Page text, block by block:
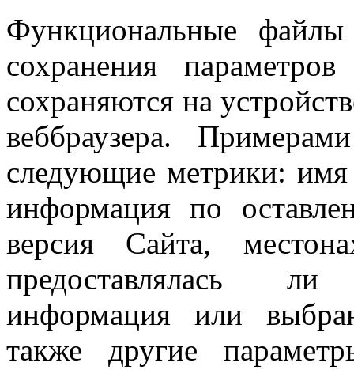
Функциональные
сохранения
сохраняются на
веббраузера.
следующие метрики: имя
информация по
версия Сайта,
предоставлялась ли
информация или
также другие